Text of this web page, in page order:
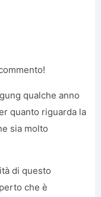
qualche anno
quanto riguarda la
sia molto
di questo
che è